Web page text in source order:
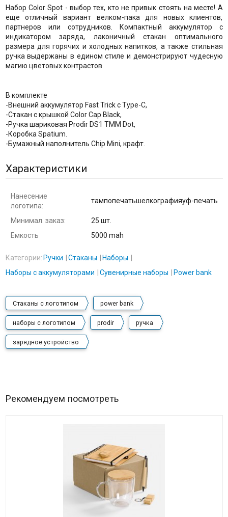
Набор Color Spot - выбор тех, кто не привык стоять на месте! А
еще отличный вариант велком-пака для новых клиентов,
партнеров или сотрудников. Компактный аккумулятор с
индикатором заряда, лаконичный стакан оптимального
размера для горячих и холодных напитков, а также стильная
ручка выдержаны в едином стиле и демонстрируют чудесную
магию цветовых контрастов.
В комплекте
-Внешний аккумулятор Fast Trick c Type-C,
-Стакан с крышкой Color Cap Black,
-Ручка шариковая Prodir DS1 TMM Dot,
-Коробка Spatium.
-Бумажный наполнитель Chip Mini, крафт.
Характеристики
Нанесение
логотипа:
тампопечатьшелкографияуф-печать
Минимал. заказ:
25 шт.
Емкость
5000 mah
Категории: Ручки Стаканы
Наборы
Наборы с аккумуляторами
Сувенирные наборы Power bank
Стаканы с логотипом power bank
наборы с логотипом prodir ручка
зарядное устройство
Рекомендуем посмотреть